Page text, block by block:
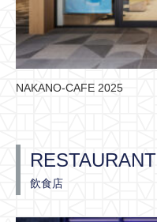
NAKANO-CAFE 2025
RESTAURANT
飲食店